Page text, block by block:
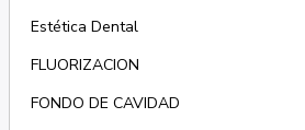
Estética Dental
FLUORIZACION
FONDO DE CAVIDAD